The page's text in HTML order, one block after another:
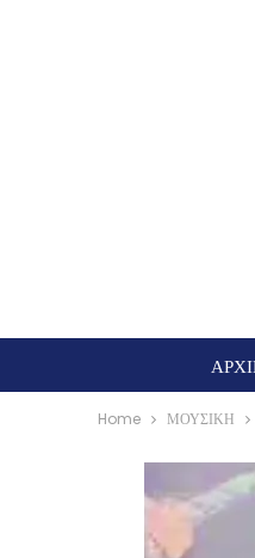
Home ΜΟΥΣΙΚΗ